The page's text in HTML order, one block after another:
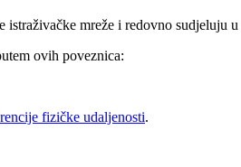
istraživačke mreže i redovno
ovih poveznica:
fizičke udaljenosti.